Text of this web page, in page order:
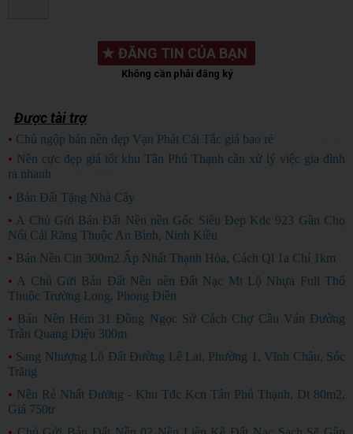
★ ĐĂNG TIN CỦA BẠN
Không cần phải đăng ký
Được tài trợ
• Chủ ngộp bán nền đẹp Vạn Phát Cái Tắc giá bao rẻ
• Nền cực đẹp giá tốt khu Tân Phú Thạnh cần xử lý việc gia đình
ra nhanh
• Bán Đất Tặng Nhà Cây
• A Chủ Gửi Bán Đất Nền nền Gốc Siêu Đẹp Kdc 923 Gần Chọ
Nổi Cái Răng Thuộc An Bình, Ninh Kiều
• Bán Nền Cln 300m2 Ấp Nhất Thạnh Hòa, Cách Ql 1a Chỉ 1km
• A Chủ Gửi Bán Đất Nền nền Đất Nạc Mt Lộ Nhựa Full Thổ
Thuộc Trường Long, Phong Điền
• Bán Nền Hẻm 31 Đồng Ngọc Sứ Cách Chợ Cầu Ván Đường
Trần Quang Diệu 300m
• Sang Nhượng Lô Đất Đường Lê Lai, Phường 1, Vĩnh Châu, Sóc
Trăng
• Nền Rẻ Nhất Đường - Khu Tđc Kcn Tân Phú Thạnh, Dt 80m2,
Giá 750tr